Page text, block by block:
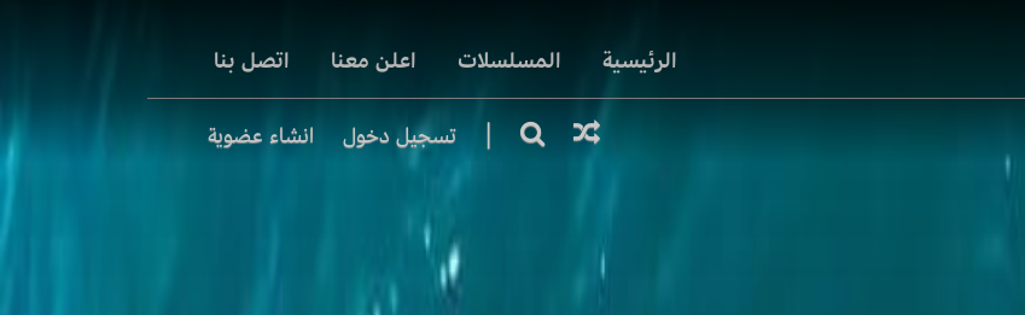
الرئيسية المسلسلات اعلن معنا اتصل بنا
| تسجيل دخول انشاء عضوية